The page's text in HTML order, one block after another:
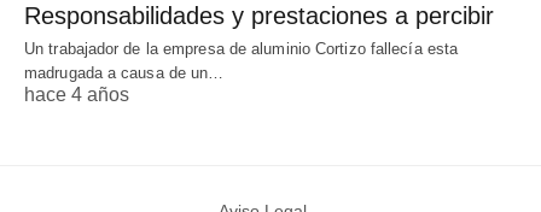
Responsabilidades y prestaciones a percibir
Un trabajador de la empresa de aluminio Cortizo fallecía esta
madrugada a causa de un…
hace 4 años